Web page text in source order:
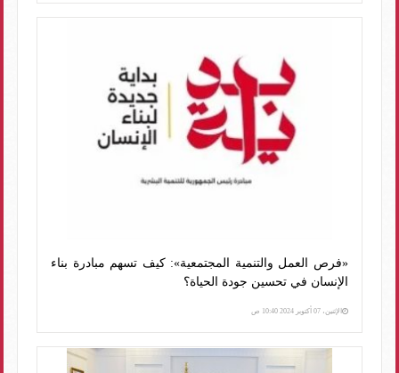
«فرص العمل والتنمية المجتمعية»: كيف تسهم مبادرة بناء
الإنسان في تحسين جودة الحياة؟
الإثنين، 07 أكتوبر 2024 10:40 ص